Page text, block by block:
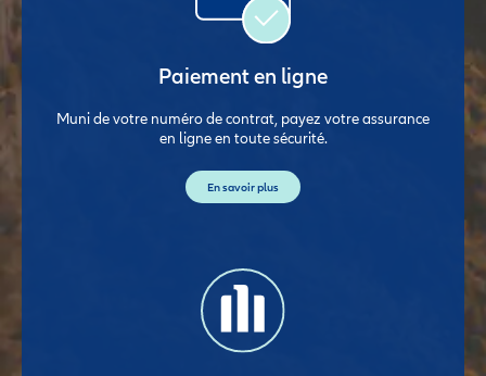
Paiement en ligne
Muni de votre numéro de contrat, payez votre assurance
en ligne en toute sécurité.
En savoir plus